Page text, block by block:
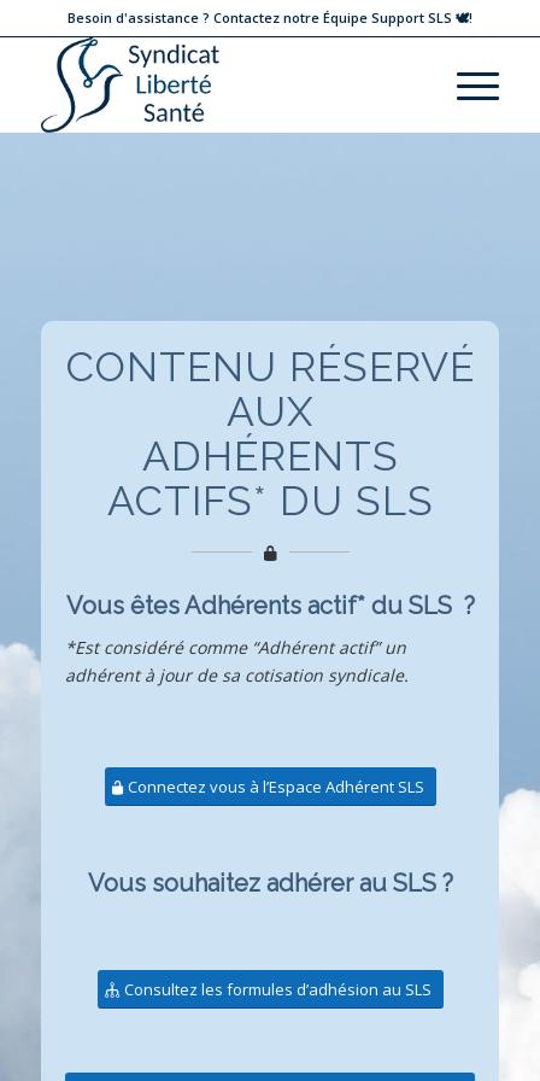
Besoin d'assistance ? Contactez notre Équipe Support SLS 🕊!
CONTENU RÉSERVÉ
AUX
ADHÉRENTS
ACTIFS* DU SLS
Vous êtes Adhérents actif* du SLS ?
*Est considéré comme “Adhérent actif” un
adhérent à jour de sa cotisation syndicale.
Connectez vous à l’Espace Adhérent SLS
Vous souhaitez adhérer au SLS ?
Consultez les formules d’adhésion au SLS